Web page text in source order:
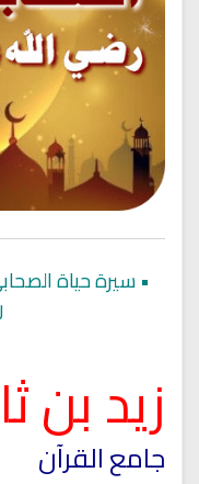
•سيرة حياة
زيد بن
جامع القرآن